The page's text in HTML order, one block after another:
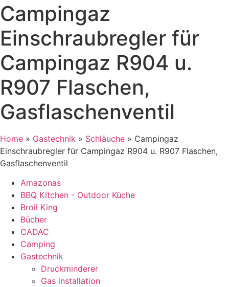
Campingaz
Einschraubregler für
Campingaz R904 u.
R907 Flaschen,
Gasflaschenventil
Home » Gastechnik » Schläuche » Campingaz
Einschraubregler für Campingaz R904 u. R907 Flaschen,
Gasflaschenventil
Amazonas
BBQ Kitchen - Outdoor Küche
Broil King
Bücher
CADAC
Camping
Gastechnik
Druckminderer
Gas installation